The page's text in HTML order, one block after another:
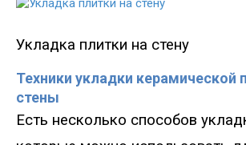
Укладка плитки на стену
Техники укладки керамической
стены
Есть несколько способов